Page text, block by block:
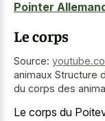
Pointer
Le corps
Source:
animaux Structure
du corps des
Le corps du